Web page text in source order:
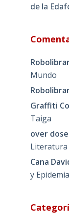
de la
Mundo
Graffiti
Taiga
over dose
Literatura
Cana
y